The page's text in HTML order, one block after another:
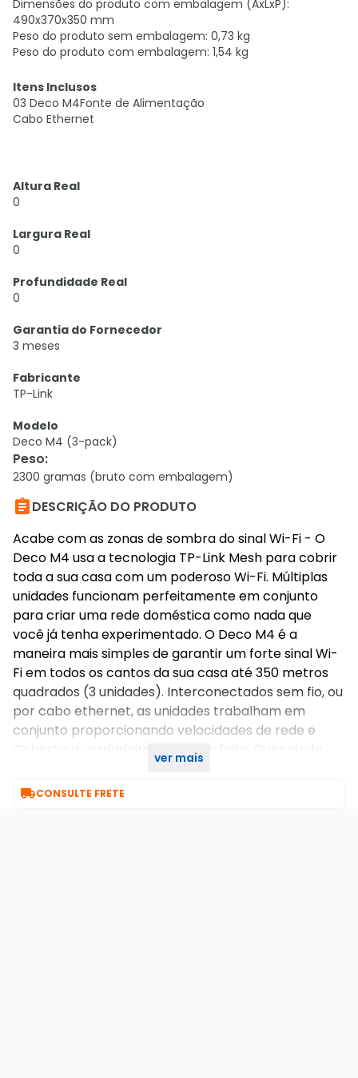
Dimensões do produto com embalagem (AxLxP):
490x370x350 mm
Peso do produto sem embalagem: 0,73 kg
Peso do produto com embalagem: 1,54 kg
Itens Inclusos
03 Deco M4Fonte de Alimentação
Cabo Ethernet
Altura Real
0
Largura Real
0
Profundidade Real
0
Garantia do Fornecedor
3 meses
Fabricante
TP-Link
Modelo
Deco M4 (3-pack)
Peso:
2300 gramas (bruto com embalagem)
DESCRIÇÃO DO PRODUTO
Acabe com as zonas de sombra do sinal Wi-Fi - O
Deco M4 usa a tecnologia TP-Link Mesh para cobrir
toda a sua casa com um poderoso Wi-Fi. Múltiplas
unidades funcionam perfeitamente em conjunto
para criar uma rede doméstica como nada que
você já tenha experimentado. O Deco M4 é a
maneira mais simples de garantir um forte sinal Wi-
Fi em todos os cantos da sua casa até 350 metros
quadrados (3 unidades). Interconectados sem fio, ou
por cabo ethernet, as unidades trabalham em
conjunto proporcionando velocidades de rede e
Cobertura verdadeiramente perfeita. Quer ainda
ver mais
CONSULTE FRETE